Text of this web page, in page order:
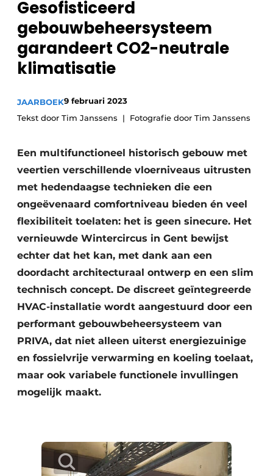
Vacature aanmelden
Vacatures
Video’s
Sanitair
Binnenklimaat
Brandbeveiliging
Warmtepompen
Gesofisticeerd
gebouwbeheersysteem
garandeert CO2-neutrale
klimatisatie
JAARBOEK9 februari 2023
Tekst door Tim Janssens
Fotografie door Tim Janssens
Een multifunctioneel historisch gebouw met
veertien verschillende vloerniveaus uitrusten
met hedendaagse technieken die een
ongeëvenaard comfortniveau bieden én veel
flexibiliteit toelaten: het is geen sinecure. Het
vernieuwde Wintercircus in Gent bewijst
echter dat het kan, met dank aan een
doordacht architecturaal ontwerp en een slim
technisch concept. De discreet geïntegreerde
HVAC-installatie wordt aangestuurd door een
performant gebouwbeheersysteem van
PRIVA, dat niet alleen uiterst energiezuinige
en fossielvrije verwarming en koeling toelaat,
maar ook variabele functionele invullingen
mogelijk maakt.